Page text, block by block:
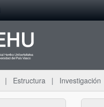
Estructura Investigación